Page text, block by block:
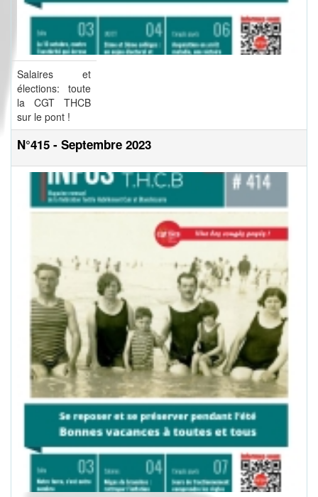
Salaires et
élections: toute
la CGT THCB
sur le pont !
N°415 - Septembre 2023